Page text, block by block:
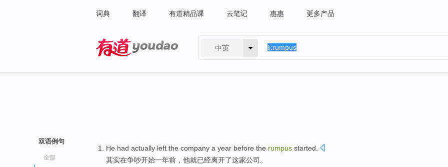
词典 翻译 有道精品课 云笔记 惠惠 更多产品
中英
双语例句
全部
He had actually left the company a year before the rumpus started
其实在争吵开始一年前， 他就已经离开了这家公司。